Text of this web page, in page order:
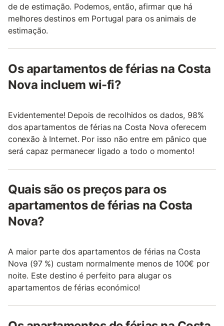
de de estimação. Podemos, então, afirmar que há
melhores destinos em Portugal para os animais de
estimação.
Os apartamentos de férias na Costa
Nova incluem wi-fi?
Evidentemente! Depois de recolhidos os dados, 98%
dos apartamentos de férias na Costa Nova oferecem
conexão à Internet. Por isso não entre em pânico que
será capaz permanecer ligado a todo o momento!
Quais são os preços para os
apartamentos de férias na Costa
Nova?
A maior parte dos apartamentos de férias na Costa
Nova (97 %) custam normalmente menos de 100€ por
noite. Este destino é perfeito para alugar os
apartamentos de férias económico!